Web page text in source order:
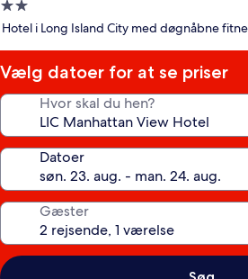
2.0-
stjernet
Hotel i Long Island City med døgnåbne
Vælg datoer for at se priser
Hvor skal du hen?
Datoer
Gæster